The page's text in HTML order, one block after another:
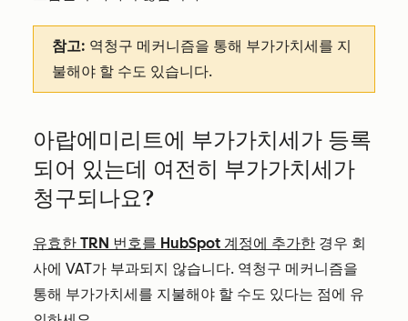
참고: 역청구 메커니즘을 통해 부가가치세를 지
불해야 할 수도 있습니다.
아랍에미리트에 부가가치세가 등록
되어 있는데 여전히 부가가치세가
청구되나요?
유효한 TRN 번호를 HubSpot 계정에 추가한 경우 회
사에 VAT가 부과되지 않습니다. 역청구 메커니즘을
통해 부가가치세를 지불해야 할 수도 있다는 점에 유